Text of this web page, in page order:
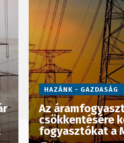
HAZÁNK - GAZDASÁG
Az
csökkentésére
fogyasztókat a